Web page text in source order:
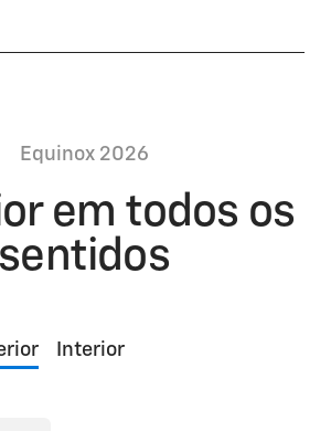
Equinox 2026
em todos os
sentidos
Interior